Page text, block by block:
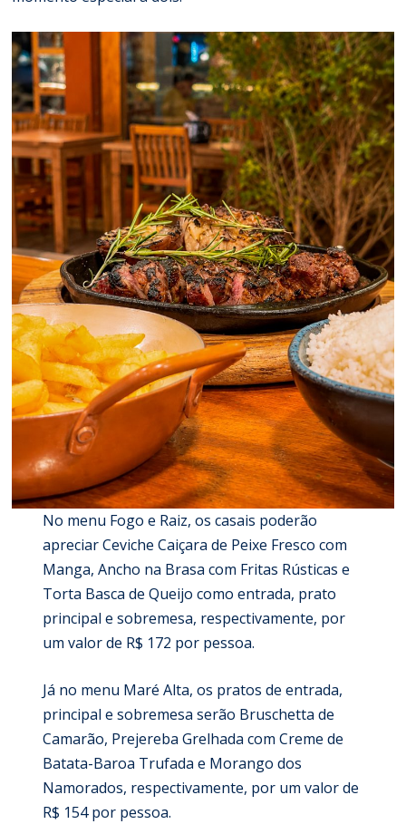
No menu Fogo e Raiz, os casais poderão
apreciar Ceviche Caiçara de Peixe Fresco com
Manga, Ancho na Brasa com Fritas Rústicas e
Torta Basca de Queijo como entrada, prato
principal e sobremesa, respectivamente, por
um valor de R$ 172 por pessoa.
Já no menu Maré Alta, os pratos de entrada,
principal e sobremesa serão Bruschetta de
Camarão, Prejereba Grelhada com Creme de
Batata-Baroa Trufada e Morango dos
Namorados, respectivamente, por um valor de
R$ 154 por pessoa.